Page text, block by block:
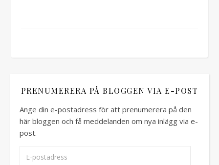
PRENUMERERA PÅ BLOGGEN VIA E-POST
Ange din e-postadress för att prenumerera på den
här bloggen och få meddelanden om nya inlägg via e-
post.